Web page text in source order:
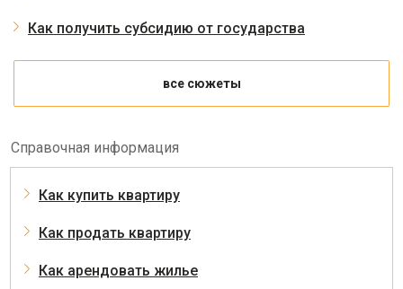
Как получить субсидию от государства
все сюжеты
Справочная информация
Как купить квартиру
Как продать квартиру
Как арендовать жилье